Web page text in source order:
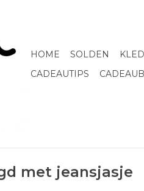
HOME SOLDEN
CADEAUTIPS
met jeansjasje